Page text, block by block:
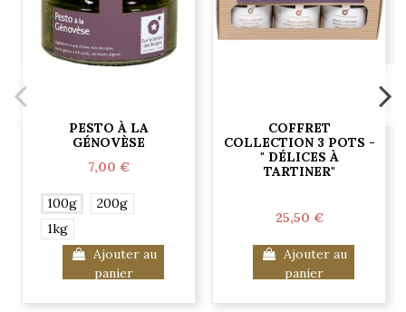
PESTO À LA
GÉNOVÈSE
7,00 €
100g
200g
1kg
Ajouter au
panier
COFFRET
COLLECTION 3 POTS -
" DÉLICES À
TARTINER"
25,50 €
Ajouter au
panier